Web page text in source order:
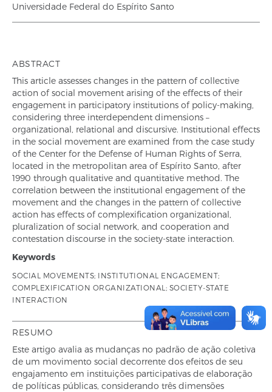
Universidade Federal do Espírito Santo
ABSTRACT
This article assesses changes in the pattern of collective
action of social movement arising of the effects of their
engagement in participatory institutions of policy-making,
considering three interdependent dimensions –
organizational, relational and discursive. Institutional effects
in the social movement are examined from the case study
of the Center for the Defense of Human Rights of Serra,
located in the metropolitan area of Espírito Santo, after
1990 through qualitative and quantitative method. The
correlation between the institutional engagement of the
movement and the changes in the pattern of collective
action has effects of complexification organizational,
pluralization of social network, and cooperation and
contestation discourse in the society-state interaction.
Keywords
SOCIAL MOVEMENTS; INSTITUTIONAL ENGAGEMENT;
COMPLEXIFICATION ORGANIZATIONAL; SOCIETY-STATE
INTERACTION
RESUMO
Este artigo avalia as mudanças no padrão de ação coletiva
de um movimento social decorrente dos efeitos de seu
engajamento em instituições participativas de elaboração
de políticas públicas, considerando três dimensões